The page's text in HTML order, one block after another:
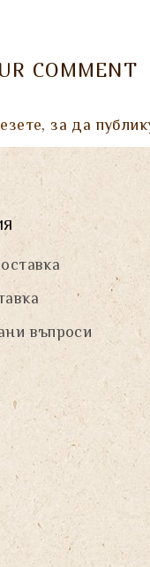
COMMENT
, за да
въпроси